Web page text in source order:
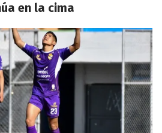
en la cima